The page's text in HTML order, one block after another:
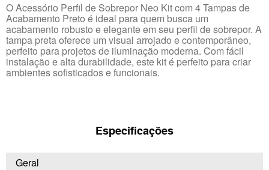
O Acessório Perfil de Sobrepor Neo Kit com 4 Tampas de
Acabamento Preto é ideal para quem busca um
acabamento robusto e elegante em seu perfil de sobrepor. A
tampa preta oferece um visual arrojado e contemporâneo,
perfeito para projetos de iluminação moderna. Com fácil
instalação e alta durabilidade, este kit é perfeito para criar
ambientes sofisticados e funcionais.
Especificações
Geral